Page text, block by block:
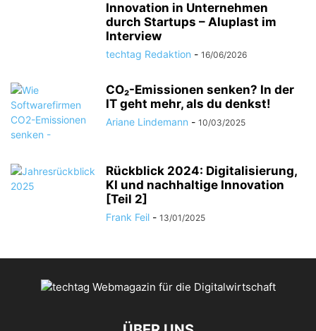
Innovation in Unternehmen
durch Startups – Aluplast im
Interview
techtag Redaktion - 16/06/2026
CO₂-Emissionen senken? In der
IT geht mehr, als du denkst!
Ariane Lindemann - 10/03/2025
Rückblick 2024: Digitalisierung,
KI und nachhaltige Innovation
[Teil 2]
Frank Feil - 13/01/2025